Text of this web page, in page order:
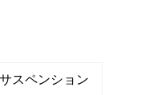
スペンション